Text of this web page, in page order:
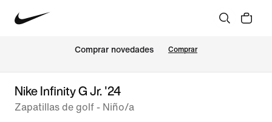
Comprar novedades Comprar
Nike Infinity G Jr. '24
Zapatillas de golf - Niño/a